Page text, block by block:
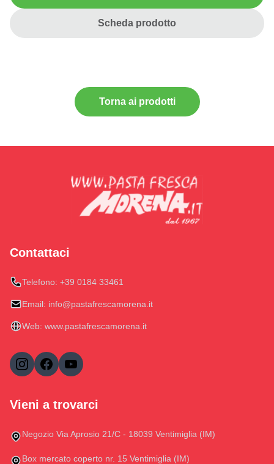
Scheda prodotto
Torna ai prodotti
Contattaci
Telefono: +39 0184 33461
Email: info@pastafrescamorena.it
Web: www.pastafrescamorena.it
Vieni a trovarci
Negozio Via Aprosio 21/C - 18039 Ventimiglia (IM)
Box mercato coperto nr. 15 Ventimiglia (IM)